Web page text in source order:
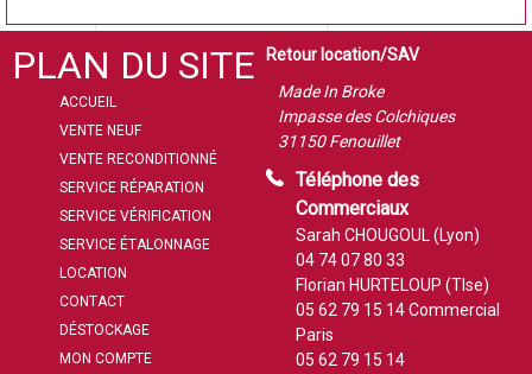
PLAN DU SITE
ACCUEIL
VENTE NEUF
VENTE RECONDITIONNÉ
SERVICE RÉPARATION
SERVICE VÉRIFICATION
SERVICE ÉTALONNAGE
LOCATION
CONTACT
DÉSTOCKAGE
MON COMPTE
Retour location/SAV
Made In Broke
Impasse des Colchiques
31150 Fenouillet
Téléphone des
Commerciaux
Sarah CHOUGOUL (Lyon)
04 74 07 80 33
Florian HURTELOUP (Tlse)
05 62 79 15 14Commercial
Paris
05 62 79 15 14